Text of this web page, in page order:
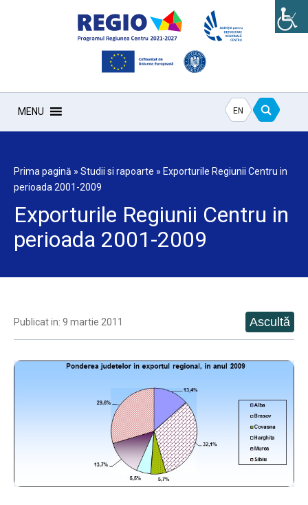
MENU EN
Prima pagină » Studii si rapoarte » Exporturile Regiunii Centru in
perioada 2001-2009
Exporturile Regiunii Centru in
perioada 2001-2009
Publicat in: 9 martie 2011